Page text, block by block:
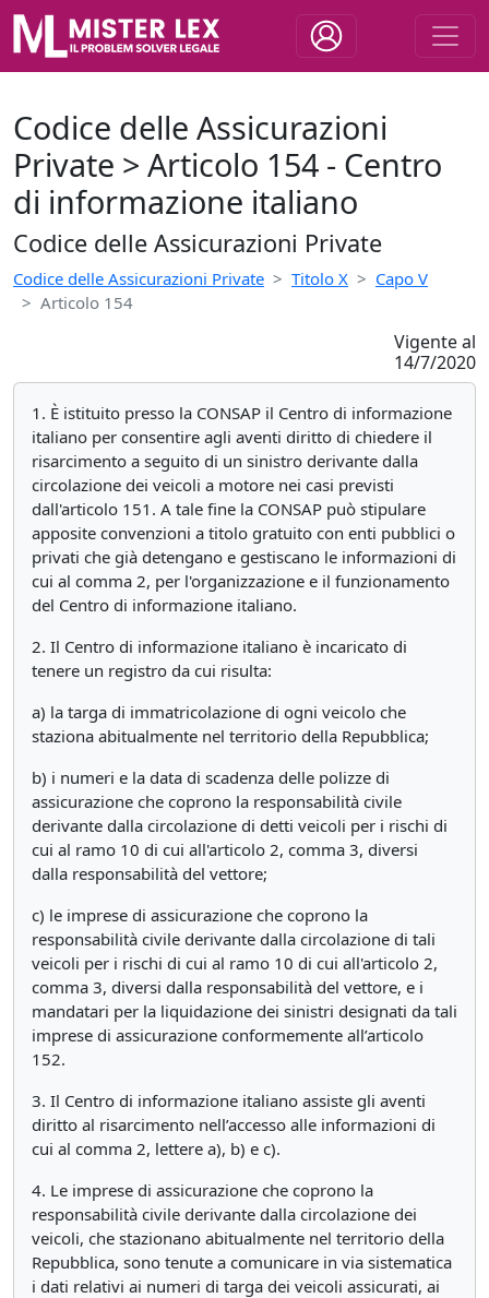
Codice delle Assicurazioni
Private > Articolo 154 - Centro
di informazione italiano
Codice delle Assicurazioni Private
Codice delle Assicurazioni Private Titolo X
Capo V
Articolo 154
Vigente al
14/7/2020
1. È istituito presso la CONSAP il Centro di informazione
italiano per consentire agli aventi diritto di chiedere il
risarcimento a seguito di un sinistro derivante dalla
circolazione dei veicoli a motore nei casi previsti
dall'articolo 151. A tale fine la CONSAP può stipulare
apposite convenzioni a titolo gratuito con enti pubblici o
privati che già detengano e gestiscano le informazioni di
cui al comma 2, per l'organizzazione e il funzionamento
del Centro di informazione italiano.
2. Il Centro di informazione italiano è incaricato di
tenere un registro da cui risulta:
a) la targa di immatricolazione di ogni veicolo che
staziona abitualmente nel territorio della Repubblica;
b) i numeri e la data di scadenza delle polizze di
assicurazione che coprono la responsabilità civile
derivante dalla circolazione di detti veicoli per i rischi di
cui al ramo 10 di cui all'articolo 2, comma 3, diversi
dalla responsabilità del vettore;
c) le imprese di assicurazione che coprono la
responsabilità civile derivante dalla circolazione di tali
veicoli per i rischi di cui al ramo 10 di cui all'articolo 2,
comma 3, diversi dalla responsabilità del vettore, e i
mandatari per la liquidazione dei sinistri designati da tali
imprese di assicurazione conformemente all’articolo
152.
3. Il Centro di informazione italiano assiste gli aventi
diritto al risarcimento nell’accesso alle informazioni di
cui al comma 2, lettere a), b) e c).
4. Le imprese di assicurazione che coprono la
responsabilità civile derivante dalla circolazione dei
veicoli, che stazionano abitualmente nel territorio della
Repubblica, sono tenute a comunicare in via sistematica
i dati relativi ai numeri di targa dei veicoli assicurati, ai